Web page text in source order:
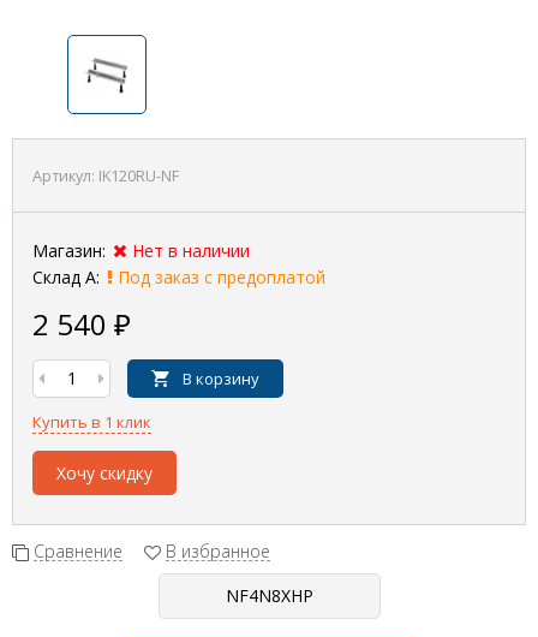
Артикул: IK120RU-NF
Магазин:
Нет в наличии
Склад А:
Под заказ с предоплатой
2 540 ₽
В корзину
Купить в 1 клик
Хочу скидку
Сравнение В избранное